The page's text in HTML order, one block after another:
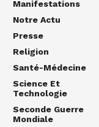
Manifestations
Notre Actu
Presse
Religion
Santé-Médecine
Science Et
Technologie
Seconde Guerre
Mondiale